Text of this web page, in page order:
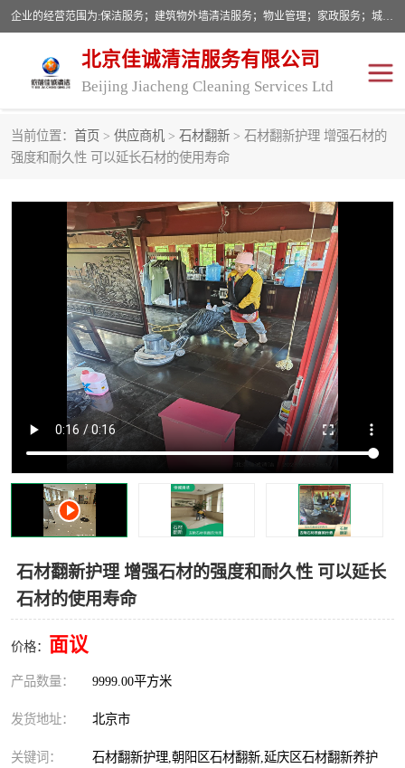
企业的经营范围为:保洁服务；建筑物外墙清洁服务；物业管理；家政服务；城市园林绿化；劳务分包；技术开发、技术转让、技术服务；销售保洁设备、卫生用品、化工产品（不含危险化学品及一类易制毒化学品）、日用品、办公设备、建筑材料、装饰材料；图文设计；清洁服务（不含餐具消毒）；中央空调维修；工程设计；施工总承包；专业承包。
北京佳诚清洁服务有限公司
Beijing Jiacheng Cleaning Services Ltd
当前位置： 首页 > 供应商机 > 石材翻新 > 石材翻新护理 增强石材的
强度和耐久性 可以延长石材的使用寿命
石材翻新护理 增强石材的强度和耐久性 可以延长
石材的使用寿命
价格： 面议
产品数量： 9999.00平方米
发货地址： 北京市
关键词： 石材翻新护理,朝阳区石材翻新,延庆区石材翻新养护
外墙清洗 开荒保洁
开荒保洁 保洁服务
石材翻新 建筑物外墙维修